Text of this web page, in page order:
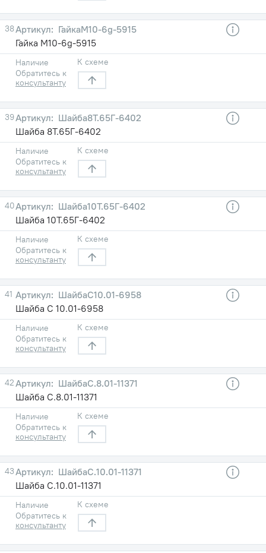
38
ГайкаМ10-6g-5915
Гайка М10-6g-5915
Наличие
Обратитесь к
консультанту
К схеме
39
Шайба8Т.65Г-6402
Шайба 8Т.65Г-6402
Наличие
Обратитесь к
консультанту
К схеме
40
Шайба10Т.65Г-6402
Шайба 10Т.65Г-6402
Наличие
Обратитесь к
консультанту
К схеме
41
ШайбаC10.01-6958
Шайба C 10.01-6958
Наличие
Обратитесь к
консультанту
К схеме
42
ШайбаC.8.01-11371
Шайба C.8.01-11371
Наличие
Обратитесь к
консультанту
К схеме
43
ШайбаC.10.01-11371
Шайба C.10.01-11371
Наличие
Обратитесь к
консультанту
К схеме